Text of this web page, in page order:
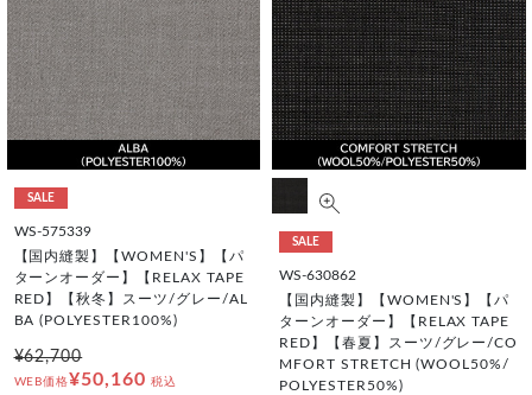
SALE
WS-575339
【国内縫製】【WOMEN'S】【パ
ターンオーダー】【RELAX TAPE
RED】【秋冬】スーツ/グレー/AL
BA (POLYESTER100%)
¥62,700
WEB価格¥50,160 税込
SALE
WS-630862
【国内縫製】【WOMEN'S】【パ
ターンオーダー】【RELAX TAPE
RED】【春夏】スーツ/グレー/CO
MFORT STRETCH (WOOL50%/
POLYESTER50%)